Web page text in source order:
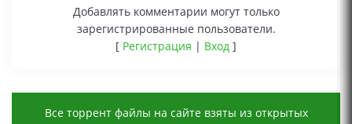
Добавлять комментарии могут только
зарегистрированные пользователи.
[ Регистрация | Вход ]
Все торрент файлы на сайте взяты из открытых